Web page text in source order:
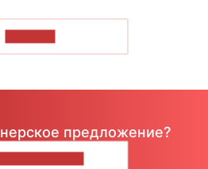
предложение?